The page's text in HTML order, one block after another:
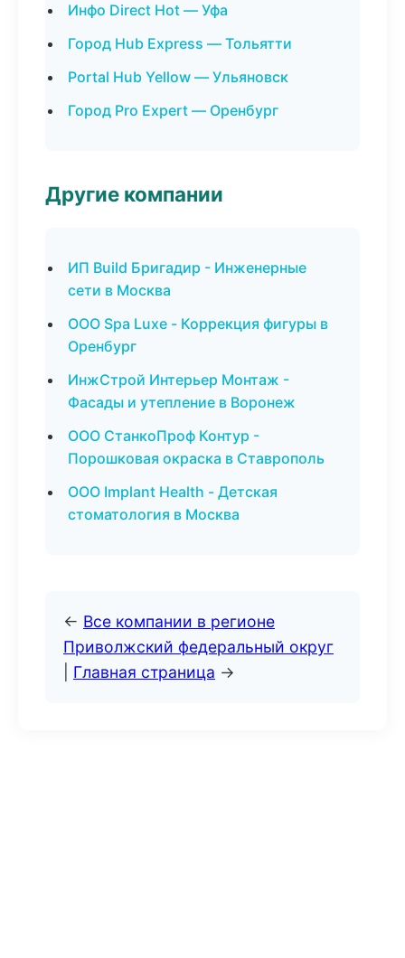
Инфо Direct Hot — Уфа
Город Hub Express — Тольятти
Portal Hub Yellow — Ульяновск
Город Pro Expert — Оренбург
Другие компании
ИП Build Бригадир - Инженерные
сети в Москва
ООО Spa Luxe - Коррекция фигуры в
Оренбург
ИнжСтрой Интерьер Монтаж -
Фасады и утепление в Воронеж
ООО СтанкоПроф Контур -
Порошковая окраска в Ставрополь
ООО Implant Health - Детская
стоматология в Москва
← Все компании в регионе
Приволжский федеральный округ
Главная страница →